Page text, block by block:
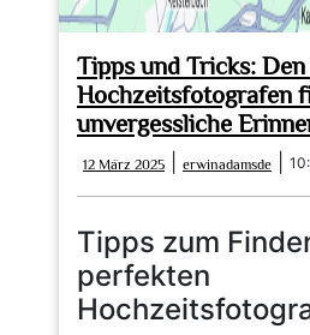
Tipps und Tricks:
Hochzeitsfotografen
unvergessliche
12 März 2025
März
2025
erwinadamsde
Tipps zum
perfekten